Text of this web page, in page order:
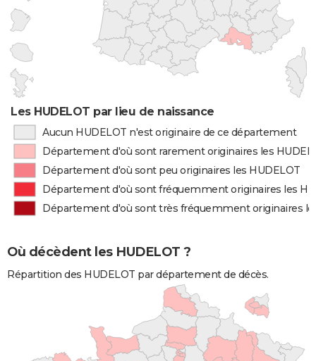
Les HUDELOT par lieu de naissance
Aucun HUDELOT n'est originaire de ce département
Département d'où sont rarement originaires les
Département d'où sont peu originaires les HUDELOT
Département d'où sont fréquemment originaires les
Département d'où sont très fréquemment originaires
Où décèdent les HUDELOT ?
Répartition des HUDELOT par département de décès.